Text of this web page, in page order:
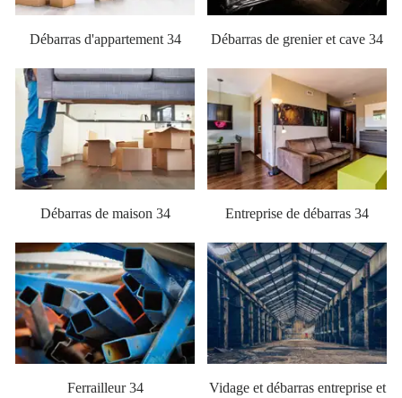
Débarras d'appartement 34 Débarras de grenier et cave 34
Débarras de maison 34 Entreprise de débarras 34
Ferrailleur 34
Vidage et débarras entreprise et